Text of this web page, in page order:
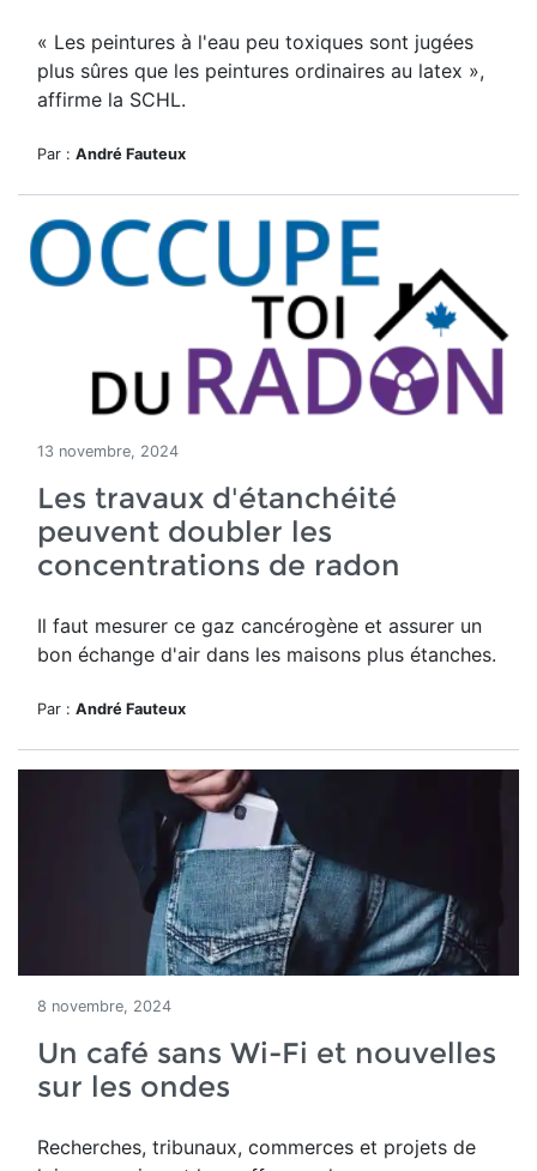
« Les peintures à l'eau peu toxiques sont jugées
plus sûres que les peintures ordinaires au latex »,
affirme la SCHL.
Par : André Fauteux
13 novembre, 2024
Les travaux d'étanchéité
peuvent doubler les
concentrations de radon
Il faut mesurer ce gaz cancérogène et assurer un
bon échange d'air dans les maisons plus étanches.
Par : André Fauteux
8 novembre, 2024
Un café sans Wi-Fi et nouvelles
sur les ondes
Recherches, tribunaux, commerces et projets de